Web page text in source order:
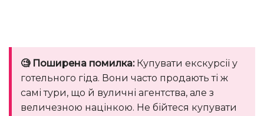
🧐 Поширена помилка:Купувати екскурсії у
готельного гіда. Вони часто продають ті ж
самі тури, що й вуличні агентства, але з
величезною націнкою. Не бійтеся купувати